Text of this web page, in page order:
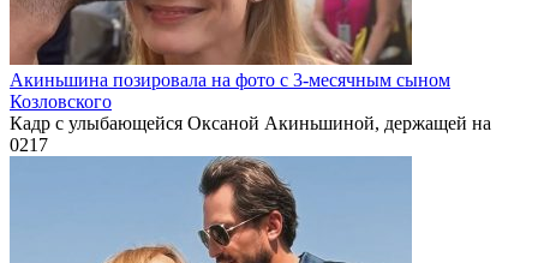
Акиньшина позировала на фото с 3-месячным сыном
Козловского
Кадр с улыбающейся Оксаной Акиньшиной, держащей на
0217